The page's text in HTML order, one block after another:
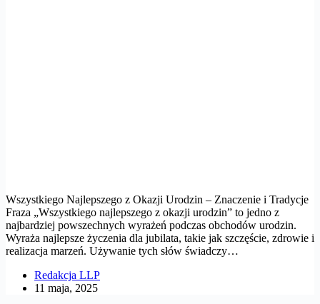
Wszystkiego Najlepszego z Okazji Urodzin – Znaczenie i Tradycje
Fraza „Wszystkiego najlepszego z okazji urodzin” to jedno z
najbardziej powszechnych wyrażeń podczas obchodów urodzin.
Wyraża najlepsze życzenia dla jubilata, takie jak szczęście, zdrowie i
realizacja marzeń. Używanie tych słów świadczy…
Redakcja LLP
11 maja, 2025